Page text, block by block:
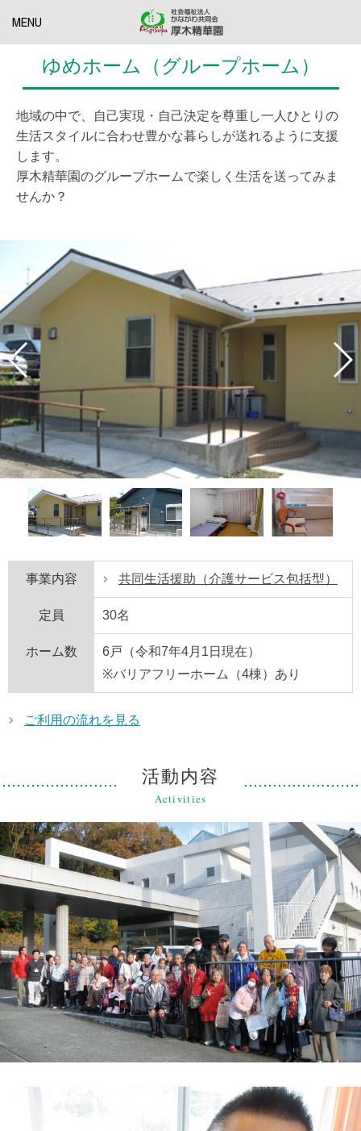
MENU
ゆめホーム（グループホーム）
地域の中で、自己実現・自己決定を尊重し一人ひとりの
生活スタイルに合わせ豊かな暮らしが送れるように支援
します。
厚木精華園のグループホームで楽しく生活を送ってみま
せんか？
事業内容 共同生活援助（介護サービス包括型）
定員 30名
ホーム数
6戸（令和7年4月1日現在）
※バリアフリーホーム（4棟）あり
ご利用の流れを見る
活動内容
Activities